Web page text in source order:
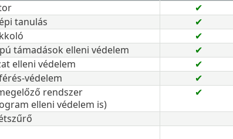
✔
tanulás
✔
✔
támadások elleni védelem
✔
elleni védelem
✔
védelem
✔
rendszer
elleni védelem is)
✔